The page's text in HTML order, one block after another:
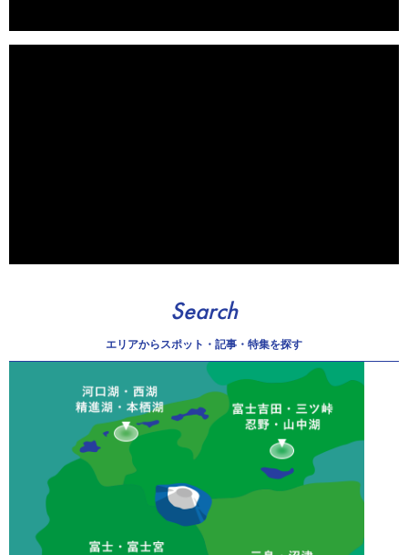
Search
エリアからスポット・記事・特集を探す